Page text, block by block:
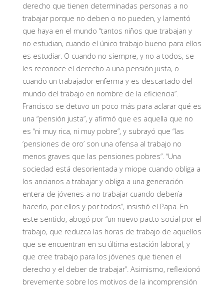
derecho que tienen determinadas personas a no
trabajar porque no deben o no pueden, y lamentó
que haya en el mundo “tantos niños que trabajan y
no estudian, cuando el único trabajo bueno para ellos
es estudiar. O cuando no siempre, y no a todos, se
les reconoce el derecho a una pensión justa, o
cuando un trabajador enferma y es descartado del
mundo del trabajo en nombre de la eficiencia”.
Francisco se detuvo un poco más para aclarar qué es
una “pensión justa”, y afirmó que es aquella que no
es “ni muy rica, ni muy pobre”, y subrayó que “las
‘pensiones de oro’ son una ofensa al trabajo no
menos graves que las pensiones pobres”. “Una
sociedad está desorientada y miope cuando obliga a
los ancianos a trabajar y obliga a una generación
entera de jóvenes a no trabajar cuando debería
hacerlo, por ellos y por todos”, insistió el Papa. En
este sentido, abogó por “un nuevo pacto social por el
trabajo, que reduzca las horas de trabajo de aquellos
que se encuentran en su última estación laboral, y
que cree trabajo para los jóvenes que tienen el
derecho y el deber de trabajar”. Asimismo, reflexionó
brevemente sobre los motivos de la incomprensión